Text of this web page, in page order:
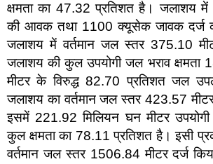
क्षमता का 47.32 प्रतिशत है। जलाशय
की आवक तथा 1100 क्यूसेक जावक दर्ज
जलाशय में वर्तमान जल स्तर 375.10
जलाशय की कुल उपयोगी जल भराव क्षमता
मीटर के विरुद्ध 82.70 प्रतिशत जल
जलाशय का वर्तमान जल स्तर 423.57 मीटर
इसमें 221.92 मिलियन घन मीटर
कुल क्षमता का 78.11 प्रतिशत है। इसी
वर्तमान जल स्तर 1506.84 मीटर दर्ज